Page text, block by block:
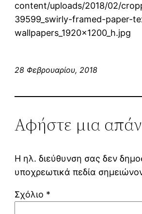
content/uploads/2018/02/
39599_swirly-framed-paper-
wallpapers_1920x1200_h.jpg
28 Φεβρουαρίου, 2018
Αφήστε μια
Η ηλ. διεύθυνση σας δεν
υποχρεωτικά πεδία
Σχόλιο *